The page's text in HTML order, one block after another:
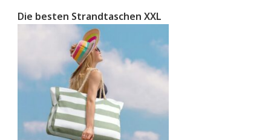
Die besten Strandtaschen XXL